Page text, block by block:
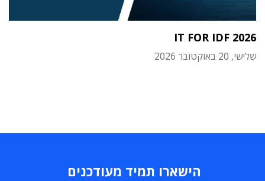
IT FOR IDF 2026
שלישי, 20 באוקטובר 2026
הישארו תמיד מעודכנים